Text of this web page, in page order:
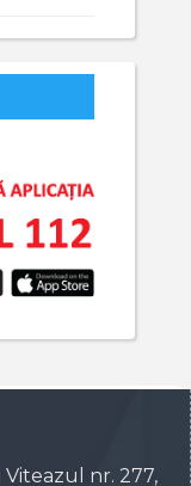
Viteazul nr. 277,